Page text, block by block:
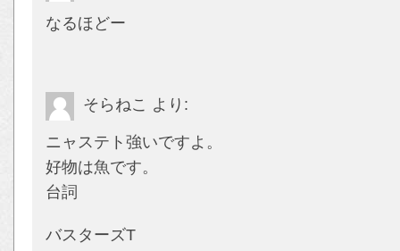
なるほどー
そらねこ より:
ニャステト強いですよ。
好物は魚です。
台詞
バスターズT